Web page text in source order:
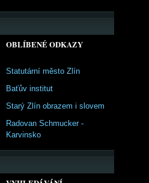
OBLÍBENÉ ODKAZY
Statutární město Zlín
Baťův institut
Starý Zlín obrazem i slovem
Radovan Schmucker -
Karvinsko